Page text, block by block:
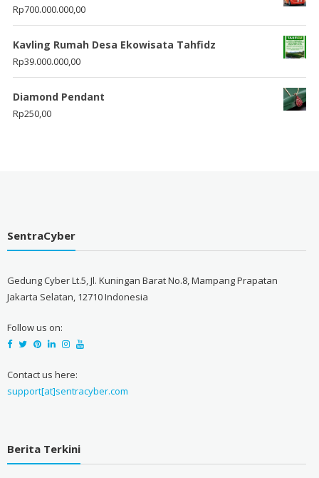
Rp700.000.000,00
Kavling Rumah Desa Ekowisata Tahfidz
Rp39.000.000,00
Diamond Pendant
Rp250,00
SentraCyber
Gedung Cyber Lt.5, Jl. Kuningan Barat No.8, Mampang Prapatan
Jakarta Selatan, 12710 Indonesia
Follow us on:
Contact us here:
support[at]sentracyber.com
Berita Terkini